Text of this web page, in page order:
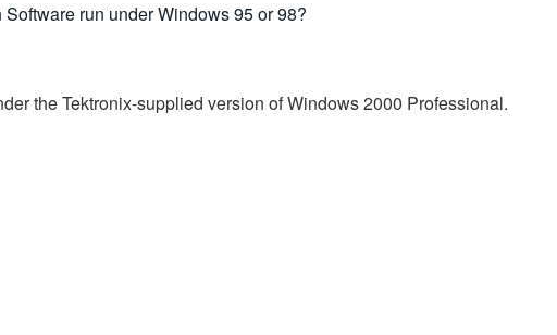
run under Windows 95 or 98?
the Tektronix-supplied version of Windows 2000 Professional.